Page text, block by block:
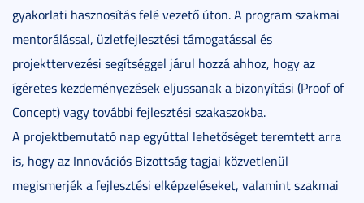
gyakorlati hasznosítás felé vezető úton. A program szakmai
mentorálással, üzletfejlesztési támogatással és
projekttervezési segítséggel járul hozzá ahhoz, hogy az
ígéretes kezdeményezések eljussanak a bizonyítási (Proof of
Concept) vagy további fejlesztési szakaszokba.
A projektbemutató nap egyúttal lehetőséget teremtett arra
is, hogy az Innovációs Bizottság tagjai közvetlenül
megismerjék a fejlesztési elképzeléseket, valamint szakmai